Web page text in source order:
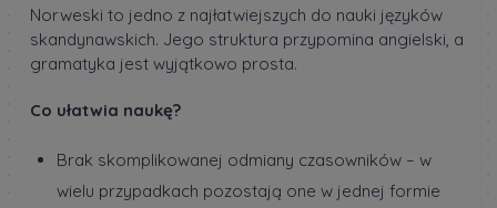
Norweski to jedno z najłatwiejszych do nauki języków
skandynawskich. Jego struktura przypomina angielski, a
gramatyka jest wyjątkowo prosta.
Co ułatwia naukę?
Brak skomplikowanej odmiany czasowników – w
wielu przypadkach pozostają one w jednej formie